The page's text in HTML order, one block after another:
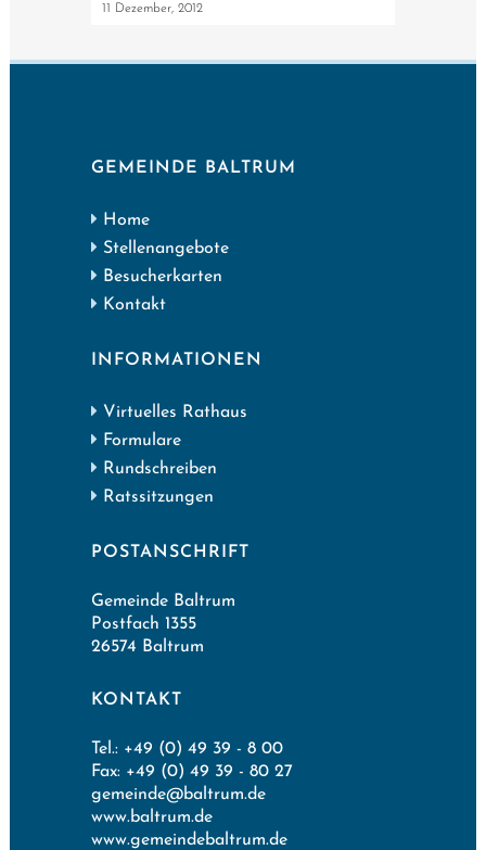
11 Dezember, 2012
GEMEINDE BALTRUM
Home
Stellenangebote
Besucherkarten
Kontakt
INFORMATIONEN
Virtuelles Rathaus
Formulare
Rundschreiben
Ratssitzungen
POSTANSCHRIFT
Gemeinde Baltrum
Postfach 1355
26574 Baltrum
KONTAKT
Tel.: +49 (0) 49 39 - 8 00
Fax: +49 (0) 49 39 - 80 27
gemeinde@baltrum.de
www.baltrum.de
www.gemeindebaltrum.de